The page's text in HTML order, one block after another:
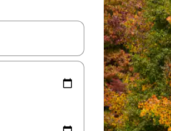
矢印キーを使って移動するか、画面をタッ